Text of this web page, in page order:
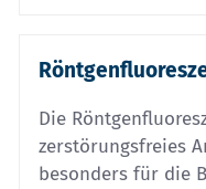
Die
zerstörungsfreies
besonders für die